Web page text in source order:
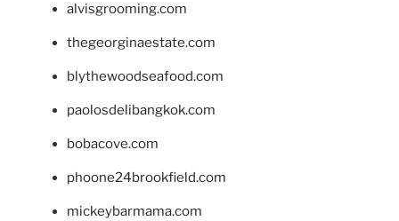
alvisgrooming.com
thegeorginaestate.com
blythewoodseafood.com
paolosdelibangkok.com
bobacove.com
phoone24brookfield.com
mickeybarmama.com